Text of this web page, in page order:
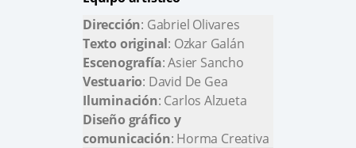
Dirección: Gabriel Olivares
Texto original: Ozkar Galán
Escenografía: Asier Sancho
Vestuario: David De Gea
Iluminación: Carlos Alzueta
Diseño gráfico y
comunicación: Horma Creativa